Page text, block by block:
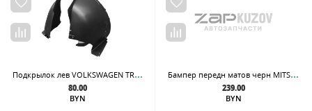
Под
крылок лев VOLKSWAGEN TRANSPORTER T6 15- Тайвань
80.00
BYN
Бам
пер передн матов черн MITSUBISHI: OUTLANDER 03-
239.00
BYN